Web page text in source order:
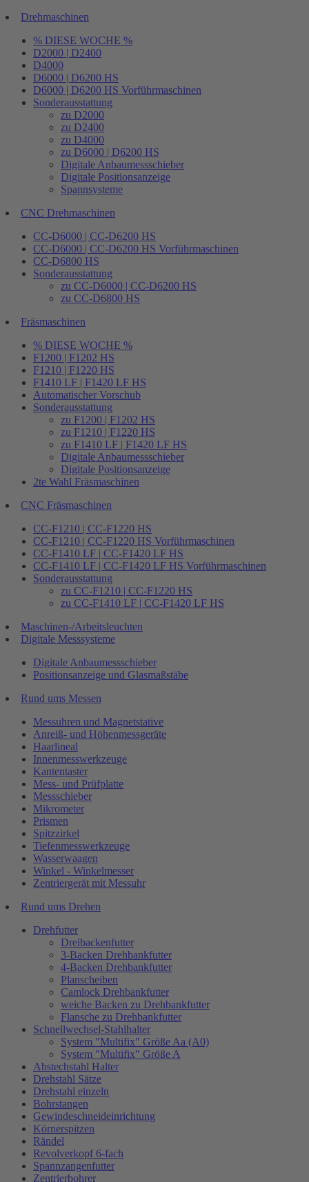
Drehmaschinen
% DIESE WOCHE %
D2000 | D2400
D4000
D6000 | D6200 HS
D6000 | D6200 HS Vorführmaschinen
Sonderausstattung
zu D2000
zu D2400
zu D4000
zu D6000 | D6200 HS
Digitale Anbaumessschieber
Digitale Positionsanzeige
Spannsysteme
CNC Drehmaschinen
CC-D6000 | CC-D6200 HS
CC-D6000 | CC-D6200 HS Vorführmaschinen
CC-D6800 HS
Sonderausstattung
zu CC-D6000 | CC-D6200 HS
zu CC-D6800 HS
Fräsmaschinen
% DIESE WOCHE %
F1200 | F1202 HS
F1210 | F1220 HS
F1410 LF | F1420 LF HS
Automatischer Vorschub
Sonderausstattung
zu F1200 | F1202 HS
zu F1210 | F1220 HS
zu F1410 LF | F1420 LF HS
Digitale Anbaumessschieber
Digitale Positionsanzeige
2te Wahl Fräsmaschinen
CNC Fräsmaschinen
CC-F1210 | CC-F1220 HS
CC-F1210 | CC-F1220 HS Vorführmaschinen
CC-F1410 LF | CC-F1420 LF HS
CC-F1410 LF | CC-F1420 LF HS Vorführmaschinen
Sonderausstattung
zu CC-F1210 | CC-F1220 HS
zu CC-F1410 LF | CC-F1420 LF HS
Maschinen-/Arbeitsleuchten
Digitale Messsysteme
Digitale Anbaumessschieber
Positionsanzeige und Glasmaßstäbe
Rund ums Messen
Messuhren und Magnetstative
Anreiß- und Höhenmessgeräte
Haarlineal
Innenmesswerkzeuge
Kantentaster
Mess- und Prüfplatte
Messschieber
Mikrometer
Prismen
Spitzzirkel
Tiefenmesswerkzeuge
Wasserwaagen
Winkel - Winkelmesser
Zentriergerät mit Messuhr
Rund ums Drehen
Drehfutter
Dreibackenfutter
3-Backen Drehbankfutter
4-Backen Drehbankfutter
Planscheiben
Camlock Drehbankfutter
weiche Backen zu Drehbankfutter
Flansche zu Drehbankfutter
Schnellwechsel-Stahlhalter
System "Multifix" Größe Aa (A0)
System "Multifix" Größe A
Abstechstahl Halter
Drehstahl Sätze
Drehstahl einzeln
Bohrstangen
Gewindeschneideinrichtung
Körnerspitzen
Rändel
Revolverkopf 6-fach
Spannzangenfutter
Zentrierbohrer